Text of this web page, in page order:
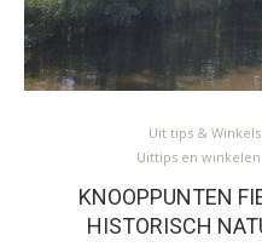
Uit tips &
Uittips en
KNOOPPUNTEN
HISTORISCH